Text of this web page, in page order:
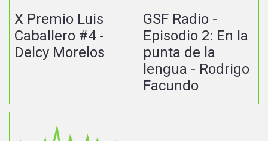
X Premio Luis
Caballero #4 -
Delcy Morelos
GSF Radio -
Episodio 2: En la
punta de la
lengua - Rodrigo
Facundo